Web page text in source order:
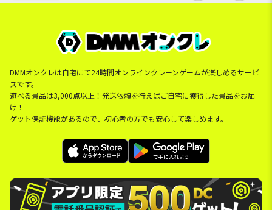
DMMオンクレは自宅にて24時間オンラインクレーンゲームが楽しめるサービ
スです。
遊べる景品は3,000点以上！発送依頼を行えばご自宅に獲得した景品をお届
け！
ゲット保証機能があるので、初心者の方でも安心して楽しめます。